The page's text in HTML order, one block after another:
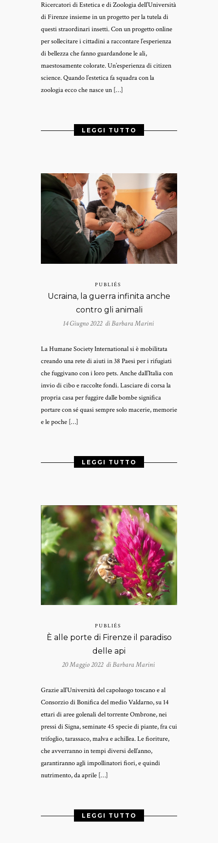
Ricercatori di Estetica e di Zoologia dell’Università
di Firenze insieme in un progetto per la tutela di
questi straordinari insetti. Con un progetto online
per sollecitare i cittadini a raccontare l’esperienza
di bellezza che fanno guardandone le ali,
maestosamente colorate. Un’esperienza di citizen
science. Quando l’estetica fa squadra con la
zoologia ecco che nasce un […]
LEGGI TUTTO
PUBLIÉS
Ucraina, la guerra infinita anche
contro gli animali
14 Giugno 2022 diBarbara Marini
La Humane Society International si è mobilitata
creando una rete di aiuti in 38 Paesi per i rifugiati
che fuggivano con i loro pets. Anche dall’Italia con
invio di cibo e raccolte fondi. Lasciare di corsa la
propria casa per fuggire dalle bombe significa
portare con sé quasi sempre solo macerie, memorie
e le poche […]
LEGGI TUTTO
PUBLIÉS
È alle porte di Firenze il paradiso
delle api
20 Maggio 2022 diBarbara Marini
Grazie all’Università del capoluogo toscano e al
Consorzio di Bonifica del medio Valdarno, su 14
ettari di aree golenali del torrente Ombrone, nei
pressi di Signa, seminate 45 specie di piante, fra cui
trifoglio, tarassaco, malva e achillea. Le fioriture,
che avverranno in tempi diversi dell’anno,
garantiranno agli impollinatori fiori, e quindi
nutrimento, da aprile […]
LEGGI TUTTO